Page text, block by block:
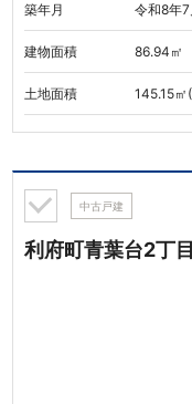
築年月 令和8年7
建物面積 86.94㎡
土地面積 145.15
中古戸建
利府町青葉台2丁目